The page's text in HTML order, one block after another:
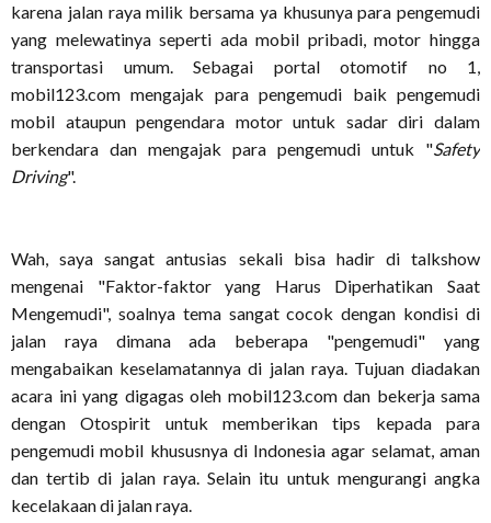
karena jalan raya milik bersama ya khusunya para pengemudi
yang melewatinya seperti ada mobil pribadi, motor hingga
transportasi umum. Sebagai portal otomotif no 1,
mobil123.com mengajak para pengemudi baik pengemudi
mobil ataupun pengendara motor untuk sadar diri dalam
berkendara dan mengajak para pengemudi untuk "Safety
Driving".
Wah, saya sangat antusias sekali bisa hadir di talkshow
mengenai "Faktor-faktor yang Harus Diperhatikan Saat
Mengemudi", soalnya tema sangat cocok dengan kondisi di
jalan raya dimana ada beberapa "pengemudi" yang
mengabaikan keselamatannya di jalan raya. Tujuan diadakan
acara ini yang digagas oleh mobil123.com dan bekerja sama
dengan Otospirit untuk memberikan tips kepada para
pengemudi mobil khususnya di Indonesia agar selamat, aman
dan tertib di jalan raya. Selain itu untuk mengurangi angka
kecelakaan di jalan raya.